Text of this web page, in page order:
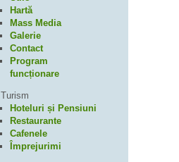
Hartă
Mass Media
Galerie
Contact
Program
funcționare
Turism
Hoteluri și Pensiuni
Restaurante
Cafenele
Împrejurimi